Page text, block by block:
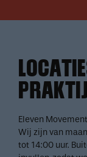
Eleven
Wij zijn van
tot 14:00 uur.